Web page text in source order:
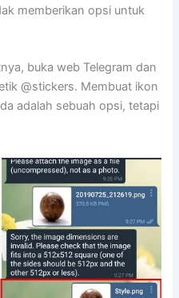
memberikan opsi untuk
buka web Telegram dan
@stickers. Membuat ikon
adalah sebuah opsi, tetapi